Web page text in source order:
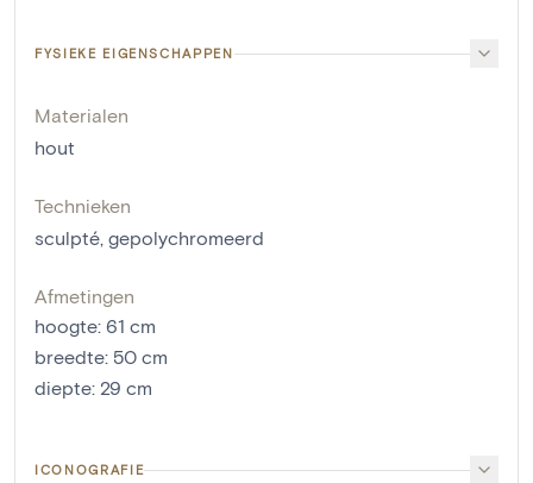
FYSIEKE EIGENSCHAPPEN
Materialen
hout
Technieken
sculpté, gepolychromeerd
Afmetingen
hoogte: 61 cm
breedte: 50 cm
diepte: 29 cm
ICONOGRAFIE